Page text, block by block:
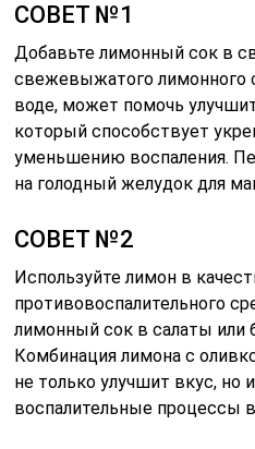
СОВЕТ №1
Добавьте лимонный сок в
свежевыжатого лимонного
воде, может помочь
который способствует
уменьшению воспаления.
на голодный желудок для
СОВЕТ №2
Используйте лимон в
противовоспалительного
лимонный сок в салаты
Комбинация лимона с
не только улучшит вкус, но
воспалительные процессы